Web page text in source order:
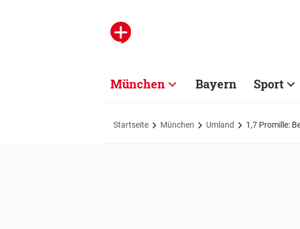
München Bayern Sport
Startseite München Umland 1,7 Promille: